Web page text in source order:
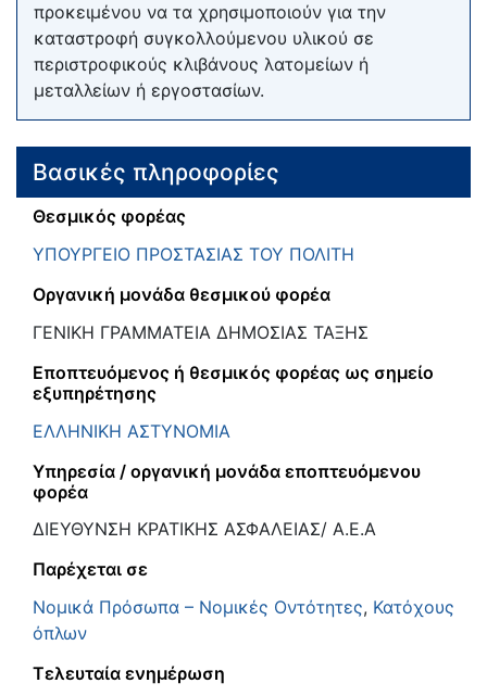
προκειμένου να τα χρησιμοποιούν για την
καταστροφή συγκολλούμενου υλικού σε
περιστροφικούς κλιβάνους λατομείων ή
μεταλλείων ή εργοστασίων.
Βασικές πληροφορίες
Θεσμικός φορέας
ΥΠΟΥΡΓΕΙΟ ΠΡΟΣΤΑΣΙΑΣ ΤΟΥ ΠΟΛΙΤΗ
Οργανική μονάδα θεσμικού φορέα
ΓΕΝΙΚΗ ΓΡΑΜΜΑΤΕΙΑ ΔΗΜΟΣΙΑΣ ΤΑΞΗΣ
Εποπτευόμενος ή θεσμικός φορέας ως σημείο
εξυπηρέτησης
ΕΛΛΗΝΙΚΗ ΑΣΤΥΝΟΜΙΑ
Υπηρεσία / οργανική μονάδα εποπτευόμενου
φορέα
ΔΙΕΥΘΥΝΣΗ ΚΡΑΤΙΚΗΣ ΑΣΦΑΛΕΙΑΣ/ Α.Ε.Α
Παρέχεται σε
Νομικά Πρόσωπα – Νομικές Οντότητες, Κατόχους
όπλων
Τελευταία ενημέρωση